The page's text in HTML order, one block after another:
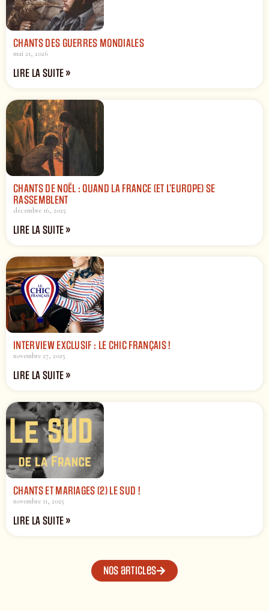
CHANTS DES GUERRES MONDIALES
mai 21, 2026
LIRE LA SUITE »
CHANTS DE NOËL : QUAND LA FRANCE (ET L’EUROPE) SE
RASSEMBLENT
décembre 16, 2025
LIRE LA SUITE »
INTERVIEW EXCLUSIF : LE CHIC FRANÇAIS !
novembre 27, 2025
LIRE LA SUITE »
CHANTS ET MARIAGES (2) LE SUD !
novembre 11, 2025
LIRE LA SUITE »
Nos articles